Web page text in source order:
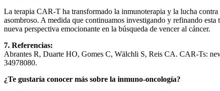
La terapia CAR-T ha transformado la inmunoterapia y la lucha contra
asombroso. A medida que continuamos investigando y refinando
nueva perspectiva emocionante en la búsqueda de vencer al cáncer.
7. Referencias:
Abrantes R, Duarte HO, Gomes C, Wälchli S, Reis CA. CAR-Ts:
34978080.
¿Te gustaría conocer más sobre la inmuno-oncología?